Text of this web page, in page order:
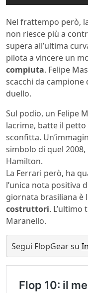
Nel frattempo però,
non riesce più a
supera all’ultima
pilota a vincere un
compiuta. Felipe
scacchi da
duello.
Sul podio, un Felipe
lacrime, batte il
sconfitta.
simbolo di quel
Hamilton.
La Ferrari però, ha
l’unica nota positiva
giornata brasiliana è
costruttori. L’ultimo
Maranello.
Segui FlopGear su